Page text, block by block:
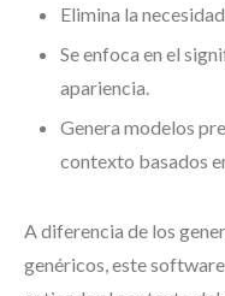
Elimina la
Se enfoca en el
apariencia.
Genera modelos
contexto basados
A diferencia de los
genéricos, este